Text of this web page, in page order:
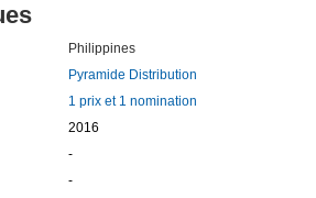
Philippines
Pyramide Distribution
1 prix et 1 nomination
2016
-
-